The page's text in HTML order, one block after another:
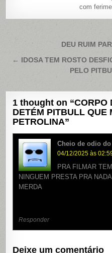
com
Navegação
de
DEU RUIM
← IDOSA TEM ROSTO
PELO
1 thought on “CORPO
DETÉM PITBULL QUE
PETROLINA”
Cheio de odio do
04/12/2025 às
PRA FILMAR
NINGUEM PRESTA PRA
MERDA
Responder
Deixe um comentário